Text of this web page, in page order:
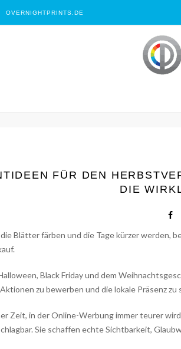
OVERNIGHTPRINTS.DE
FÜR DEN
DIE
Blätter färben und die Tage kürzer werden,
Black Friday und dem
zu bewerben und die lokale Präsenz zu
Zeit, in der Online-Werbung immer teurer
Sie schaffen echte Sichtbarkeit,